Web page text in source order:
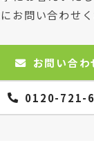
お問い合わせ
お問い合わ
0120-721-